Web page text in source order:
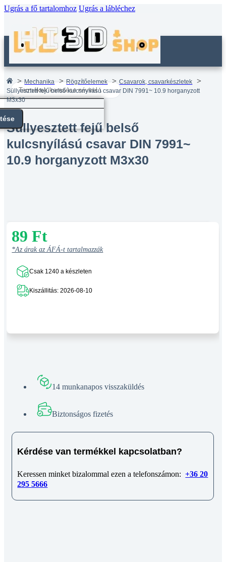
Ugrás a fő tartalomhoz Ugrás a lábléchez
Search
...
Mechanika Rögzítőelemek
Csavarok, csavarkészletek
Süllyesztett fejű belső kulcsnyílású csavar DIN 7991~ 10.9 horganyzott
M3x30
Süllyesztett fejű belső
kulcsnyílású csavar DIN 7991~
10.9 horganyzott M3x30
89Ft
*Az árak az ÁFÁ-t tartalmazzák
Csak 1240 a készleten
Kiszállitás: 2026-08-10
14 munkanapos visszaküldés
Biztonságos fizetés
Kérdése van termékkel kapcsolatban?
Keressen minket bizalommal ezen a telefonszámon:+36 20
295 5666